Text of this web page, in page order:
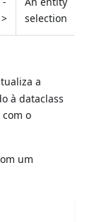
>
selection
a
à dataclass
o
um